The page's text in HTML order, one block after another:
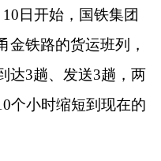
日开始，国铁集团
金铁路的货运班列，
达3趟、发送3趟，两
个小时缩短到现在的